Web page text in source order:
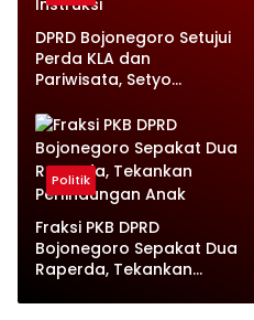
DPRD Bojonegoro Setujui
Perda KLA dan
Pariwisata, Setyo
Instruksi
Politik
Fraksi PKB DPRD
Bojonegoro Sepakat Dua
Raperda, Tekankan